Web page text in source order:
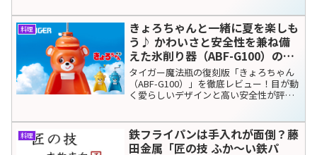
料理
きょろちゃんと一緒に夏を楽しも
う♪ かわいさと安全性を兼ね備
えた氷削り器（ABF-G100）の口
コミ評判！最安値やどこで買える
か徹底調査
タイガー魔法瓶の復刻版「きょろちゃん
（ABF-G100）」を徹底レビュー！目が動
く愛らしいデザインと高い安全性が評
の夏休みの思い出作りに最適な氷削り器
の魅力を紹介します。
料理
鉄フライパンは手入れが面倒？藤
田金属「匠の技 ふか〜い鉄パ